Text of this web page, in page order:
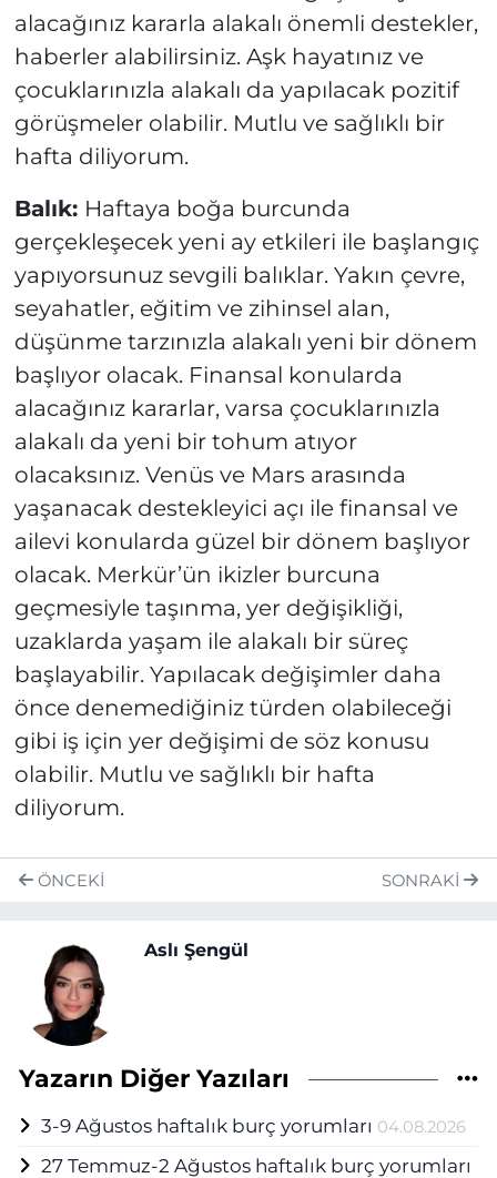
alacağınız kararla alakalı önemli destekler,
haberler alabilirsiniz. Aşk hayatınız ve
çocuklarınızla alakalı da yapılacak pozitif
görüşmeler olabilir. Mutlu ve sağlıklı bir
hafta diliyorum.
Balık: Haftaya boğa burcunda
gerçekleşecek yeni ay etkileri ile başlangıç
yapıyorsunuz sevgili balıklar. Yakın çevre,
seyahatler, eğitim ve zihinsel alan,
düşünme tarzınızla alakalı yeni bir dönem
başlıyor olacak. Finansal konularda
alacağınız kararlar, varsa çocuklarınızla
alakalı da yeni bir tohum atıyor
olacaksınız. Venüs ve Mars arasında
yaşanacak destekleyici açı ile finansal ve
ailevi konularda güzel bir dönem başlıyor
olacak. Merkür’ün ikizler burcuna
geçmesiyle taşınma, yer değişikliği,
uzaklarda yaşam ile alakalı bir süreç
başlayabilir. Yapılacak değişimler daha
önce denemediğiniz türden olabileceği
gibi iş için yer değişimi de söz konusu
olabilir. Mutlu ve sağlıklı bir hafta
diliyorum.
ÖNCEKI SONRAKI
Aslı Şengül
Yazarın Diğer Yazıları
3-9 Ağustos haftalık burç yorumları 04.08.2026
27 Temmuz-2 Ağustos haftalık burç yorumları